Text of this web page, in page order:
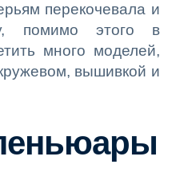
перекочевала и
помимо этого в
много моделей,
вышивкой и